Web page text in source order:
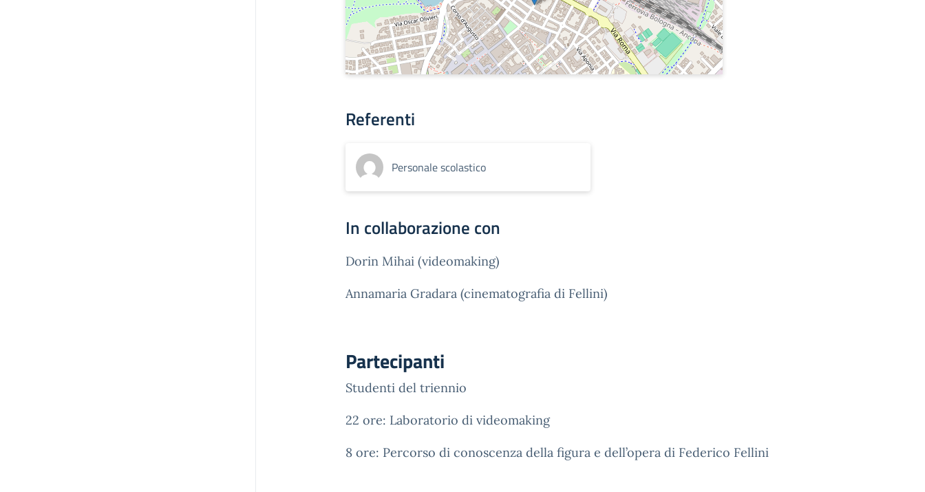
Referenti
Personale scolastico
In collaborazione con
Dorin Mihai (videomaking)
Annamaria Gradara (cinematografia di Fellini)
Partecipanti
Studenti del triennio
22 ore: Laboratorio di videomaking
8 ore: Percorso di conoscenza della figura e dell’opera di Federico Fellini